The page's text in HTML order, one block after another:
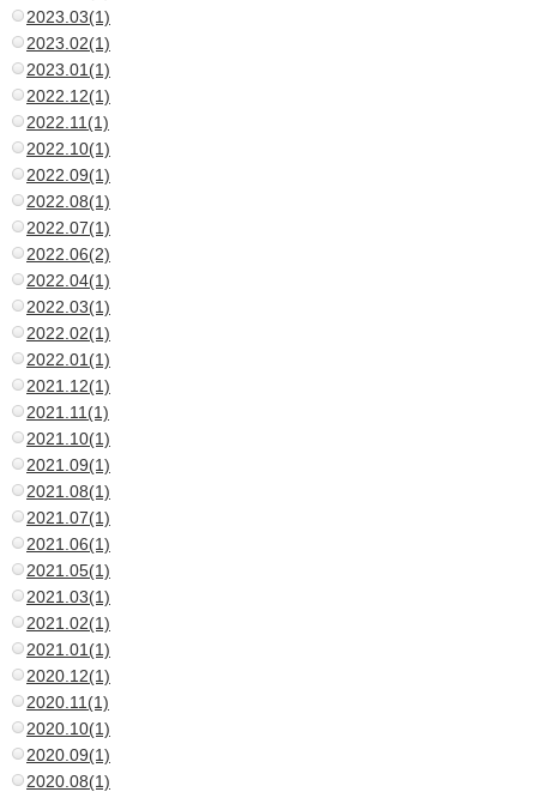
2023.03(1)
2023.02(1)
2023.01(1)
2022.12(1)
2022.11(1)
2022.10(1)
2022.09(1)
2022.08(1)
2022.07(1)
2022.06(2)
2022.04(1)
2022.03(1)
2022.02(1)
2022.01(1)
2021.12(1)
2021.11(1)
2021.10(1)
2021.09(1)
2021.08(1)
2021.07(1)
2021.06(1)
2021.05(1)
2021.03(1)
2021.02(1)
2021.01(1)
2020.12(1)
2020.11(1)
2020.10(1)
2020.09(1)
2020.08(1)